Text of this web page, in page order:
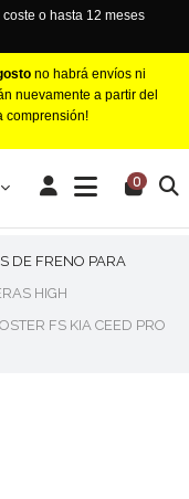
coste o hasta 12 meses
no habrá envíos ni
nuevamente a partir del
comprensión!
0
DE FRENO PARA
HIGH
FS KIA CEED PRO